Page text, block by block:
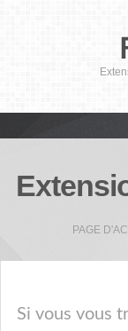
PAGE
Si vous vous